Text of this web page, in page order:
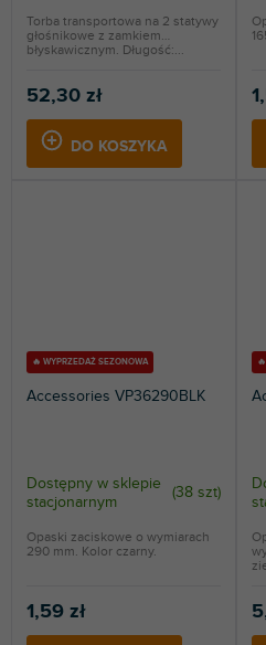
52,30 zł
DO KOSZYKA
Torba transportowa na 2 statywy
głośnikowe z zamkiem
błyskawicznym. Długość:...
🔥 WYPRZEDAŻ SEZONOWA
Accessories VP36290BLK
Dostępny w sklepie
stacjonarnym
(38 szt)
1,59 zł
Opaski zaciskowe o wymiarach
290 mm. Kolor czarny.